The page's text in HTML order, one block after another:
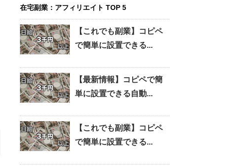
在宅副業：アフィリエイト TOP 5
【これでも副業】コピペ
で簡単に設置できる...
【最新情報】コピペで簡
単に設置できる自動...
【これでも副業】コピペ
で簡単に設置できる...